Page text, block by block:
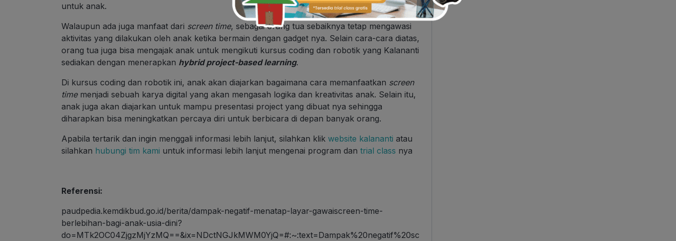
untuk anak.
Walaupun ada juga manfaat dari screen time, sebagai orang tua sebaiknya tetap mengawasi
aktivitas yang dilakukan oleh anak ketika bermain dengan gadget nya. Selain cara-cara diatas,
orang tua juga bisa mengajak anak untuk mengikuti kursus coding dan robotik yang Kalananti
sediakan dengan menerapkan hybrid project-based learning.
Di kursus coding dan robotik ini, anak akan diajarkan bagaimana cara memanfaatkan screen
timemenjadi sebuah karya digital yang akan mengasah logika dan kreativitas anak. Selain itu,
anak juga akan diajarkan untuk mampu presentasi project yang dibuat nya sehingga
diharapkan bisa meningkatkan percaya diri untuk berbicara di depan banyak orang.
Apabila tertarik dan ingin menggali informasi lebih lanjut, silahkan klik website kalananti atau
silahkan hubungi tim kami untuk informasi lebih lanjut mengenai program dan trial class nya
Referensi:
paudpedia.kemdikbud.go.id/berita/dampak-negatif-menatap-layar-gawaiscreen-time-
berlebihan-bagi-anak-usia-dini?
do=MTk2OC04ZjgzMjYzMQ==&ix=NDctNGJkMWM0YjQ=#:~:text=Dampak%20negatif%20sc